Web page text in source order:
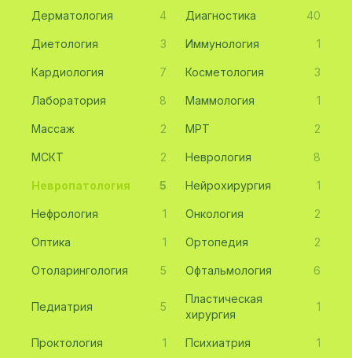
Дерматология 4 Диагностика 40
Диетология 3 Иммунология 1
Кардиология 7 Косметология 3
Лаборатория 8 Маммология 1
Массаж 2 МРТ 2
МСКТ 2 Неврология 8
Невропатология 5 Нейрохирургия 1
Нефрология 1 Онкология 2
Оптика 1 Ортопедия 2
Отоларингология 5 Офтальмология 6
Педиатрия 5
Пластическая
хирургия
1
Проктология 1 Психиатрия 1